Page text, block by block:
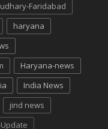
Faridabad
haryana
Haryana-news
India News
jind news